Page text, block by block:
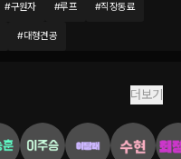
#구원자 #루프 #직장동료
#대형견공
더보기